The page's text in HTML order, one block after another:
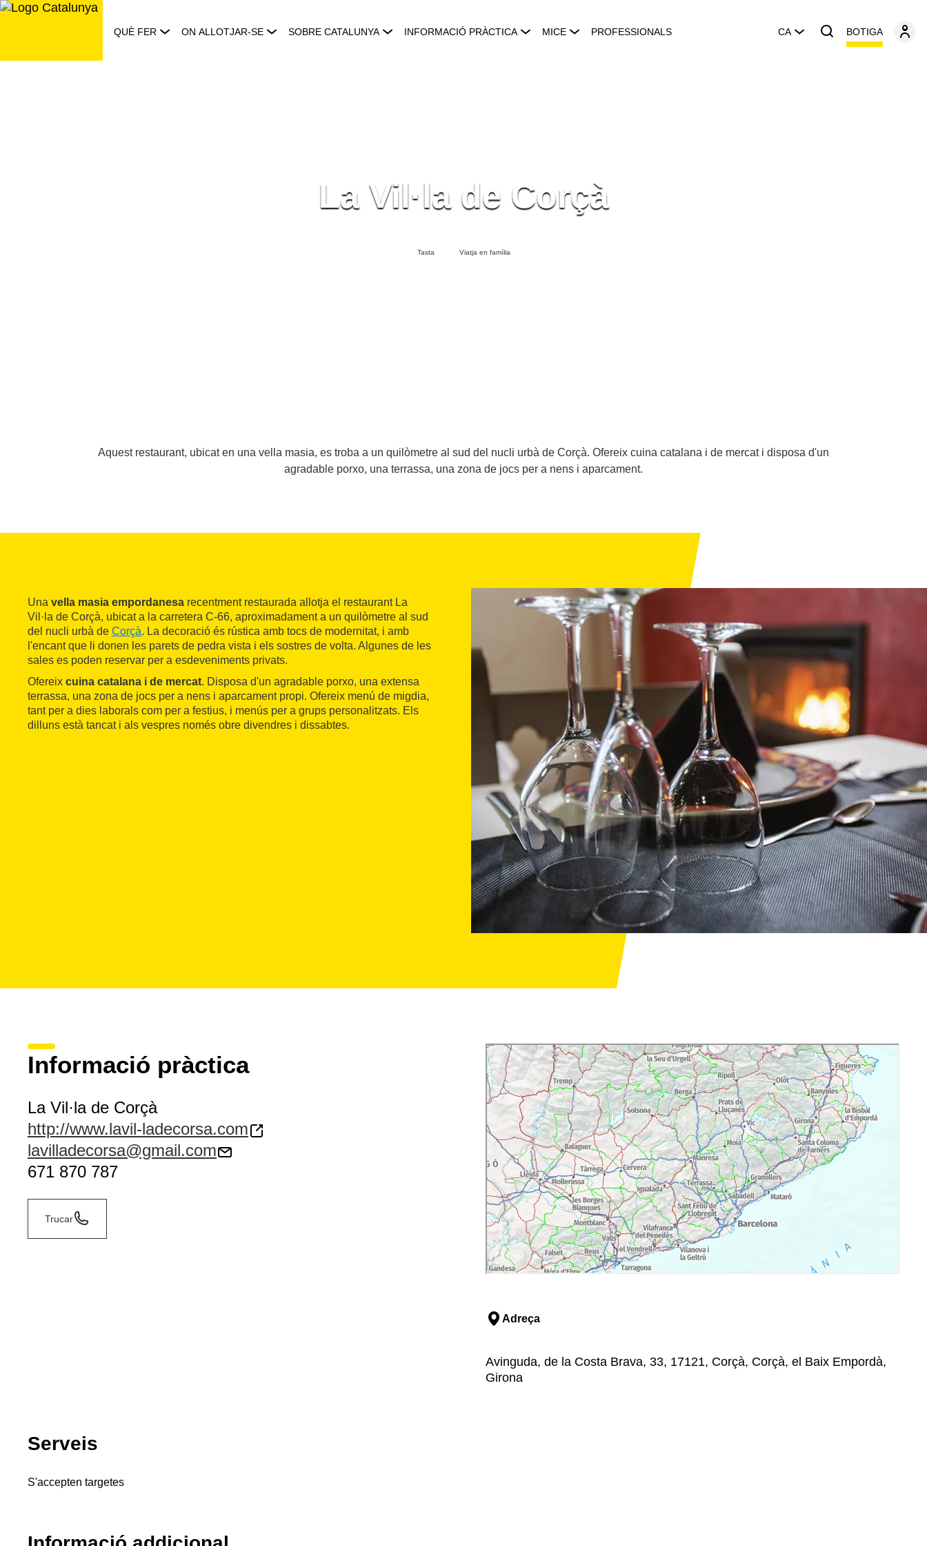
Saltar
QUÈ FER ON ALLOTJAR-SE SOBRE CATALUNYA INFORMACIÓ PRÀCTICA MICE PROFESSIONALS CA BOTIGA
La Vil·la de Corçà
Tasta Viatja en família
Aquest restaurant, ubicat en una vella masia, es troba a un quilòmetre al sud del nucli urbà de Corçà. Ofereix cuina catalana i de mercat i disposa d'un
agradable porxo, una terrassa, una zona de jocs per a nens i aparcament.
Una vella masia empordanesa recentment restaurada allotja el restaurant La
Vil·la de Corçà, ubicat a la carretera C-66, aproximadament a un quilòmetre al sud
del nucli urbà de Corçà. La decoració és rústica amb tocs de modernitat, i amb
l'encant que li donen les parets de pedra vista i els sostres de volta. Algunes de les
sales es poden reservar per a esdeveniments privats.
Ofereix cuina catalana i de mercat. Disposa d'un agradable porxo, una extensa
terrassa, una zona de jocs per a nens i aparcament propi. Ofereix menú de migdia,
tant per a dies laborals com per a festius, i menús per a grups personalitzats. Els
dilluns està tancat i als vespres només obre divendres i dissabtes.
Informació pràctica
La Vil·la de Corçà
http://www.lavil-ladecorsa.com
lavilladecorsa@gmail.com
671 870 787
Trucar
Adreça
Avinguda, de la Costa Brava, 33, 17121, Corçà, Corçà, el Baix Empordà,
Girona
Serveis
S'accepten targetes